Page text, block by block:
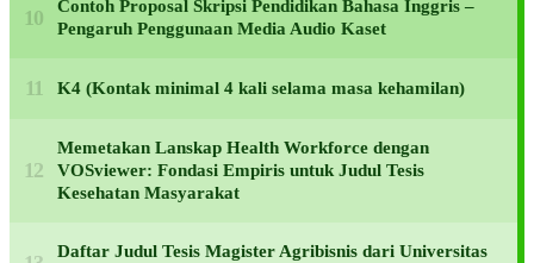
Contoh Proposal Skripsi Pendidikan Bahasa Inggris –
Pengaruh Penggunaan Media Audio Kaset
K4 (Kontak minimal 4 kali selama masa kehamilan)
Memetakan Lanskap Health Workforce dengan
VOSviewer: Fondasi Empiris untuk Judul Tesis
Kesehatan Masyarakat
Daftar Judul Tesis Magister Agribisnis dari Universitas